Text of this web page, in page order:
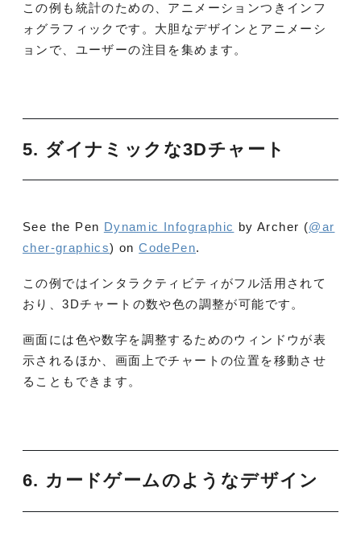
この例も統計のための、アニメーションつきインフ
ォグラフィックです。大胆なデザインとアニメーシ
ョンで、ユーザーの注目を集めます。
5. ダイナミックな3Dチャート
See the Pen Dynamic Infographic by Archer (@ar
cher-graphics) onCodePen.
この例ではインタラクティビティがフル活用されて
おり、3Dチャートの数や色の調整が可能です。
画面には色や数字を調整するためのウィンドウが表
示されるほか、画面上でチャートの位置を移動させ
ることもできます。
6. カードゲームのようなデザイン